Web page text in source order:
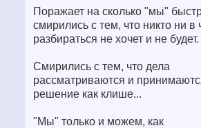
Поражает на сколько "мы"
смирились с тем, что никто ни в
разбираться не хочет и не будет.
Смирились с тем, что дела
рассматриваются и
решение как клише...
"Мы" только и можем, как